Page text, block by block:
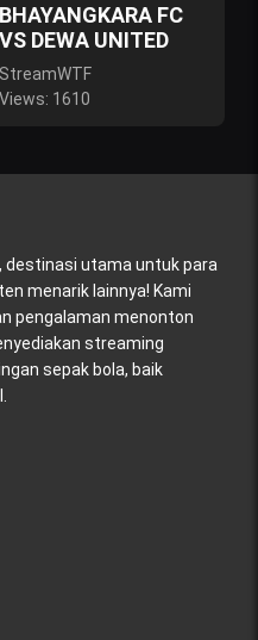
BHAYANGKARA FC
VS DEWA UNITED
StreamWTF
Views: 1610
, destinasi utama untuk para
menarik lainnya! Kami
pengalaman menonton
streaming
sepak bola, baik